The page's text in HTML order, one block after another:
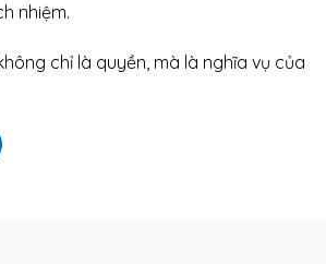
nhiệm.
chỉ là quyền, mà là nghĩa vụ của